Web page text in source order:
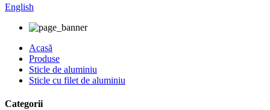
English
Acasă
Produse
Sticle de aluminiu
Sticle cu filet de aluminiu
Categorii